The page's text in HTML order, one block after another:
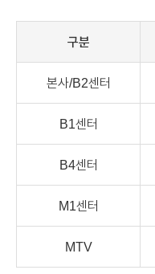
구분
본사/B2센터
B1센터
B4센터
M1센터
MTV